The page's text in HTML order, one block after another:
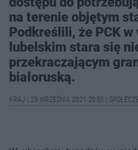
na terenie objętym
Podkreślili, że PCK
lubelskim stara się
przekraczającym
białoruską.
KRAJ 29 WRZEŚNIA 2021 20:50